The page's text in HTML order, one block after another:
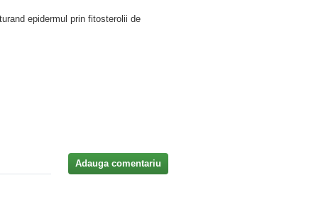
epidermul prin fitosterolii de
Adauga comentariu